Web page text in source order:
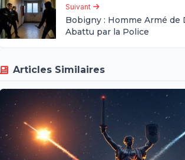
Suivant
Bobigny : Homme Armé de
Abattu par la Police
Articles Similaires